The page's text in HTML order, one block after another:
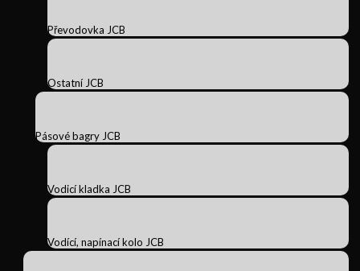
Převodovka JCB
Ostatní JCB
Pásové bagry JCB
Vodicí kladka JCB
Vodící, napínací kolo JCB